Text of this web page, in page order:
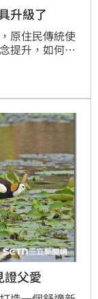
升級了
原住民傳統使
提升，如何讓
個複雜的課
版的「保育柑
解決山林裡的
父愛